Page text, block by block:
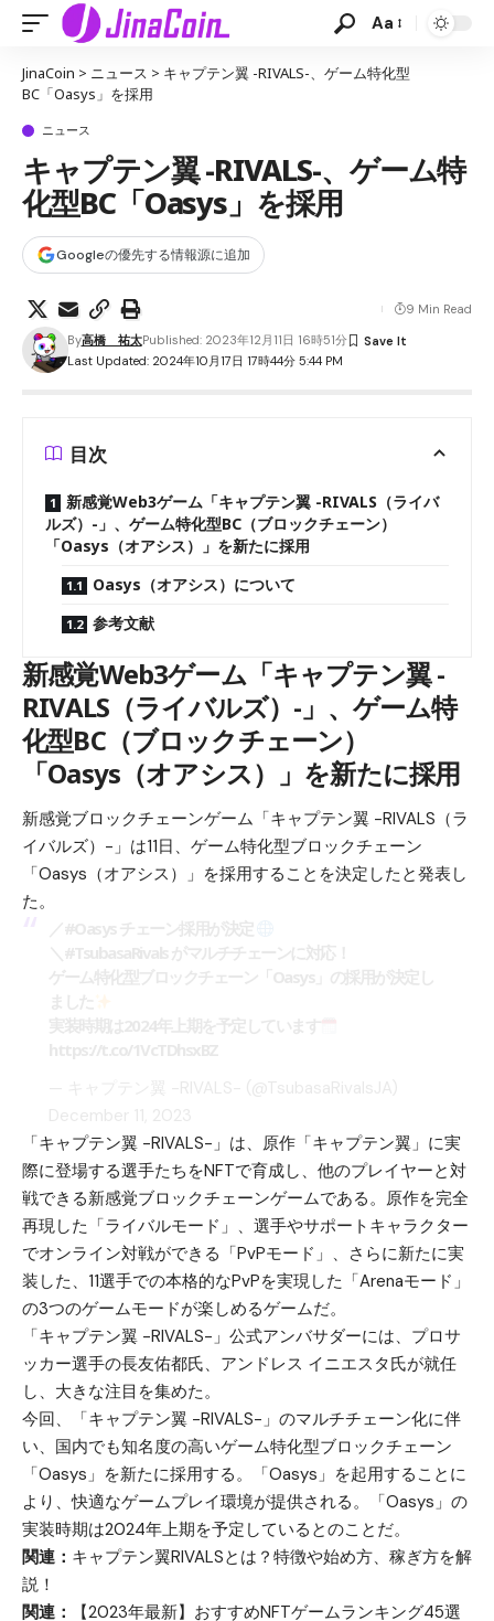
Aa
JinaCoin > ニュース > キャプテン翼 -RIVALS-、ゲーム特化型
BC「Oasys」を採用
ニュース
キャプテン翼 -RIVALS-、ゲーム特
化型BC「Oasys」を採用
Googleの優先する情報源に追加
Last Updated: 2024年10月17日 17時44分 5:44 PM
By高橋 祐太Published: 2023年12月11日 16時51分
9 Min Read
目次
新感覚Web3ゲーム「キャプテン翼 -RIVALS（ライバ
ルズ）-」、ゲーム特化型BC（ブロックチェーン）
「Oasys（オアシス）」を新たに採用
Oasys（オアシス）について
参考文献
新感覚Web3ゲーム「キャプテン翼 -
RIVALS（ライバルズ）-」、ゲーム特
化型BC（ブロックチェーン）
「Oasys（オアシス）」を新たに採用
新感覚ブロックチェーンゲーム「キャプテン翼 -RIVALS（ラ
イバルズ）-」は11日、ゲーム特化型ブロックチェーン
「Oasys（オアシス）」を採用することを決定したと発表し
た。
「キャプテン翼 -RIVALS-」は、原作「キャプテン翼」に実
際に登場する選手たちをNFTで育成し、他のプレイヤーと対
戦できる新感覚ブロックチェーンゲームである。原作を完全
再現した「ライバルモード」、選手やサポートキャラクター
でオンライン対戦ができる「PvPモード」、さらに新たに実
装した、11選手での本格的なPvPを実現した「Arenaモード」
の3つのゲームモードが楽しめるゲームだ。
「キャプテン翼 -RIVALS-」公式アンバサダーには、プロサ
ッカー選手の長友佑都氏、アンドレス イニエスタ氏が就任
し、大きな注目を集めた。
今回、「キャプテン翼 -RIVALS-」のマルチチェーン化に伴
い、国内でも知名度の高いゲーム特化型ブロックチェーン
「Oasys」を新たに採用する。「Oasys」を起用することに
より、快適なゲームプレイ環境が提供される。「Oasys」の
実装時期は2024年上期を予定しているとのことだ。
関連： キャプテン翼RIVALSとは？特徴や始め方、稼ぎ方を解
説！
関連：
【2023年最新】おすすめNFTゲームランキング45選